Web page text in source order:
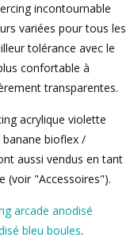
incontournable
variées pour tous les
tolérance avec le
confortable à
transparentes.
acrylique violette
bioflex /
aussi vendus en tant
(voir "Accessoires").
arcade anodisé
bleu boules.